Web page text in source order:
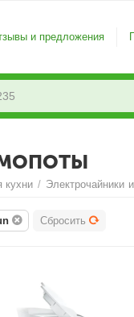
и предложения
кухни / Электрочайники
Сбросить